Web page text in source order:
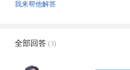
我来帮他解答
全部回答 (3)